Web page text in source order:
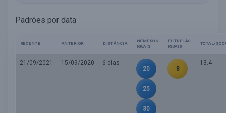
Padrões por data
RECENTE ANTERIOR DISTÂNCIA
NÚMEROS
IGUAIS
ESTRELAS
IGUAIS
TOTAL/
21/09/2021 15/09/2020
6 dias
20
25
30
8
13.4